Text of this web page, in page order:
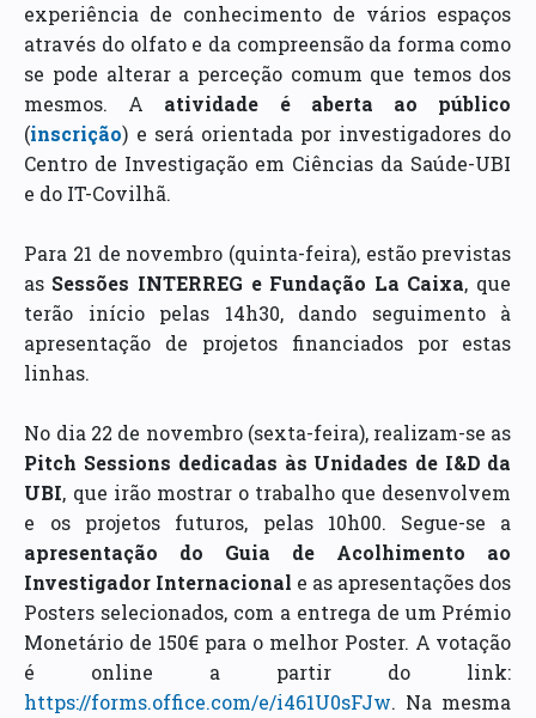
experiência de conhecimento de vários espaços
através do olfato e da compreensão da forma como
se pode alterar a perceção comum que temos dos
mesmos. A atividade é aberta ao público
(inscrição) e será orientada por investigadores do
Centro de Investigação em Ciências da Saúde-UBI
e do IT-Covilhã.
Para 21 de novembro (quinta-feira), estão previstas
as Sessões INTERREG e Fundação La Caixa, que
terão início pelas 14h30, dando seguimento à
apresentação de projetos financiados por estas
linhas.
No dia 22 de novembro (sexta-feira), realizam-se as
Pitch Sessions dedicadas às Unidades de I&D da
UBI, que irão mostrar o trabalho que desenvolvem
e os projetos futuros, pelas 10h00. Segue-se a
apresentação do Guia de Acolhimento ao
Investigador Internacional e as apresentações dos
Posters selecionados, com a entrega de um Prémio
Monetário de 150€ para o melhor Poster. A votação
é online a partir do link:
https://forms.office.com/e/i461U0sFJw. Na mesma